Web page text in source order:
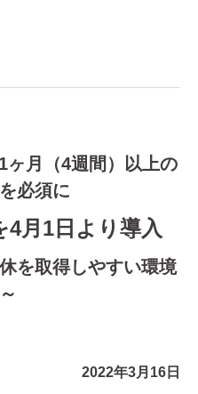
ヶ月（4週間）以上の
必須に
4月1日より導入
を取得しやすい環境
2022年3月16日